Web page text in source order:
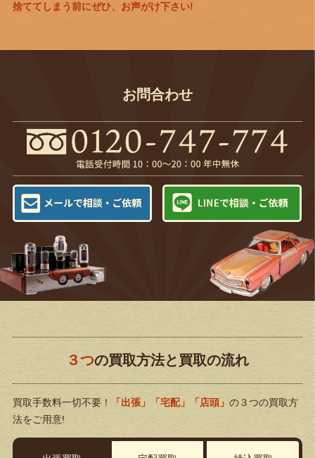
捨ててしまう前にぜひ、お声がけ下さい!
お問合わせ
３つの買取方法と買取の流れ
買取手数料一切不要！ 「出張」「宅配」「店頭」 の３つの買取方
法をご用意!